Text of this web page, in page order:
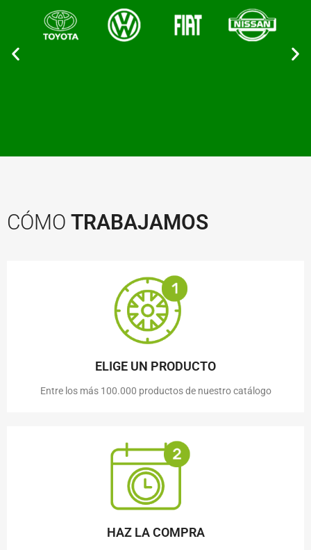
CÓMO TRABAJAMOS
ELIGE UN PRODUCTO
Entre los más 100.000 productos de nuestro catálogo
HAZ LA COMPRA